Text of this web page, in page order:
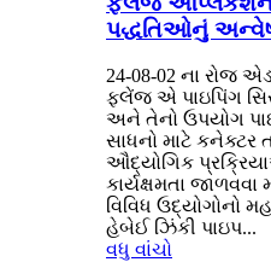
પદ્ધતિઓનું
24-08-02 ના રોજ
ફ્લેંજ એ પાઇપિંગ
અને તેનો ઉપયોગ
સાધનો માટે
ઔદ્યોગિક
કાર્યક્ષમતા
વિવિધ ઉદ્યોગોનો
હેબેઈ ઝિંકી પાઇપ...
વધુ વાંચો